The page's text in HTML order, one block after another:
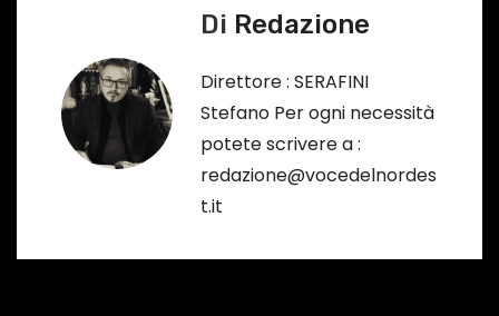
Di Redazione
Direttore : SERAFINI
Stefano Per ogni necessità
potete scrivere a :
redazione@vocedelnordes
t.it